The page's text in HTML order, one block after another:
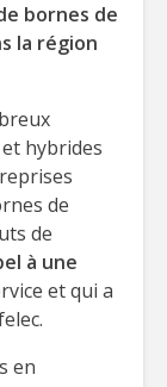
bornes de
la région
hybrides
de
de
à une
et qui a
en